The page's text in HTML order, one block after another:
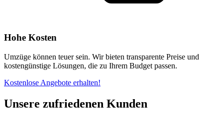
Hohe Kosten
Umzüge können teuer sein. Wir bieten transparente Preise und
kostengünstige Lösungen, die zu Ihrem Budget passen.
Kostenlose Angebote erhalten!
Unsere zufriedenen Kunden